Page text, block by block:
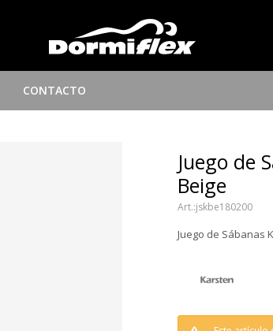
CONTACTO
Juego de
Beige
jskbe180200
Juego de Sábanas